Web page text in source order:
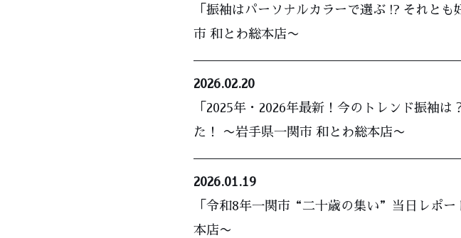
「振袖はパーソナルカラーで選ぶ !? それと
市 和とわ総本店〜
2026.02.20
「2025年・2026年最新！今のトレンド振袖
た！ 〜岩手県一関市 和とわ総本店〜
2026.01.19
「令和8年一関市“二十歳の集い”当日レポ
本店〜